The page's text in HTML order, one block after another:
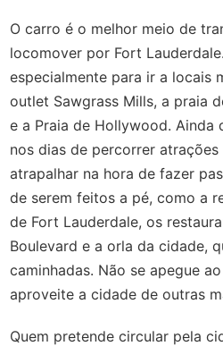
O carro é o melhor meio de
locomover por Fort
especialmente para ir a locais
outlet Sawgrass Mills, a praia
e a Praia de Hollywood. Ainda
nos dias de percorrer
atrapalhar na hora de fazer
de serem feitos a pé, como a
de Fort Lauderdale, os
Boulevard e a orla da cidade,
caminhadas. Não se apegue
aproveite a cidade de outras
Quem pretende circular pela